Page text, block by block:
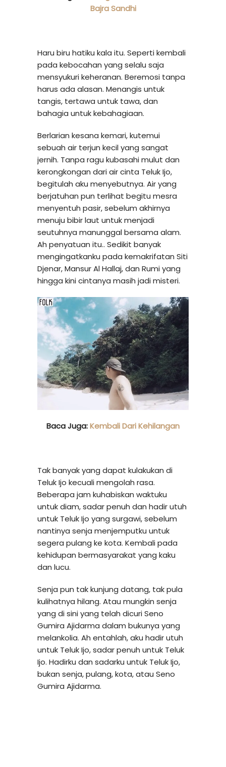
Bajra Sandhi
Haru biru hatiku kala itu. Seperti kembali
pada kebocahan yang selalu saja
mensyukuri keheranan. Beremosi tanpa
harus ada alasan. Menangis untuk
tangis, tertawa untuk tawa, dan
bahagia untuk kebahagiaan.
Berlarian kesana kemari, kutemui
sebuah air terjun kecil yang sangat
jernih. Tanpa ragu kubasahi mulut dan
kerongkongan dari air cinta Teluk Ijo,
begitulah aku menyebutnya. Air yang
berjatuhan pun terlihat begitu mesra
menyentuh pasir, sebelum akhirnya
menuju bibir laut untuk menjadi
seutuhnya manunggal bersama alam.
Ah penyatuan itu.. Sedikit banyak
mengingatkanku pada kemakrifatan Siti
Djenar, Mansur Al Hallaj, dan Rumi yang
hingga kini cintanya masih jadi misteri.
Baca Juga:Kembali Dari Kehilangan
Tak banyak yang dapat kulakukan di
Teluk Ijo kecuali mengolah rasa.
Beberapa jam kuhabiskan waktuku
untuk diam, sadar penuh dan hadir utuh
untuk Teluk Ijo yang surgawi, sebelum
nantinya senja menjemputku untuk
segera pulang ke kota. Kembali pada
kehidupan bermasyarakat yang kaku
dan lucu.
Senja pun tak kunjung datang, tak pula
kulihatnya hilang. Atau mungkin senja
yang di sini yang telah dicuri Seno
Gumira Ajidarma dalam bukunya yang
melankolia. Ah entahlah, aku hadir utuh
untuk Teluk Ijo, sadar penuh untuk Teluk
Ijo. Hadirku dan sadarku untuk Teluk Ijo,
bukan senja, pulang, kota, atau Seno
Gumira Ajidarma.